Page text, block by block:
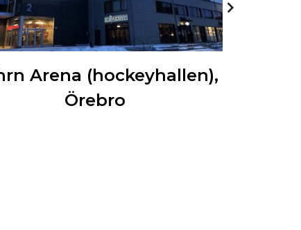
Arena (hockeyhallen),
Örebro